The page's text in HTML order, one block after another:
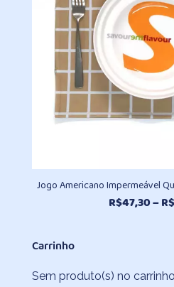
Jogo Americano Impermeável
R$47,30–
Carrinho
Sem produto(s) no